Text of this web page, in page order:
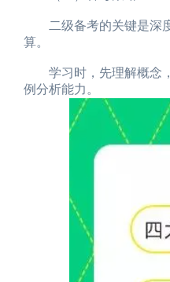
二级备考的关键是深度
算。
学习时，先理解概念，
例分析能力。